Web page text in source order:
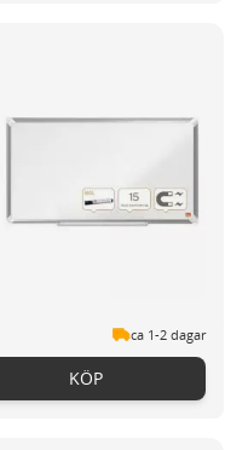
ca 1-2 dagar
KÖP